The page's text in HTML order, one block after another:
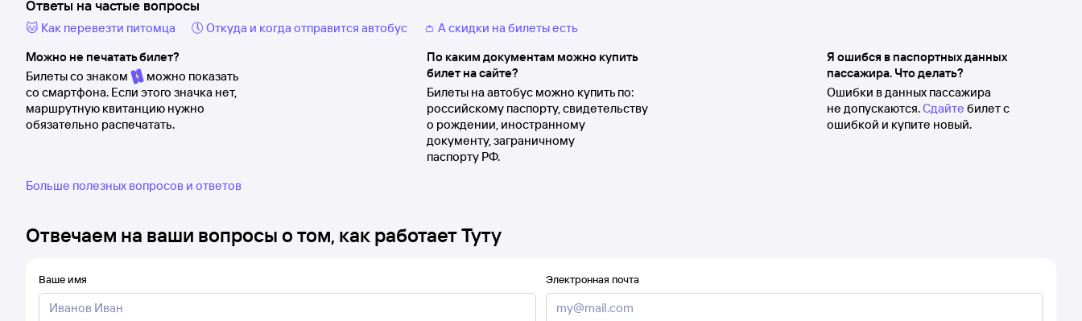
Ответы на частые вопросы
🐱 Как перевезти питомца 🕔 Откуда и когда отправится автобус
👛 А скидки на билеты есть
Можно не печатать билет?
Билеты со знаком
можно показать
со смартфона. Если этого значка нет,
маршрутную квитанцию нужно
обязательно распечатать.
По каким документам можно купить
билет на сайте?
Билеты на автобус можно купить по:
российскому паспорту, свидетельству
о рождении, иностранному
документу, заграничному
паспорту РФ.
Я ошибся в паспортных данных
пассажира. Что делать?
Ошибки в данных пассажира
не допускаются.Сдайте билет с
ошибкой и купите новый.
Больше полезных вопросов и ответов
Отвечаем на ваши вопросы о том, как работает Туту
Ваше имя Электронная почта